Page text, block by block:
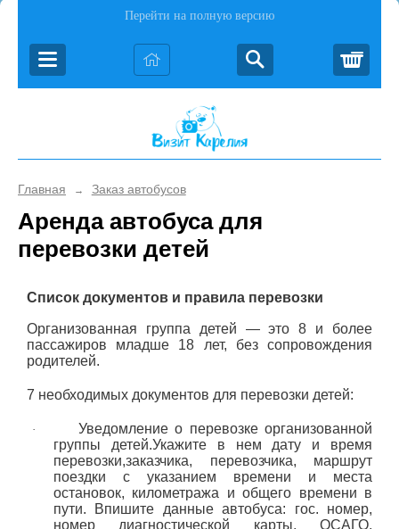
Перейти на полную версию
Главная → Заказ автобусов
Аренда автобуса для
перевозки детей
Список документов и правила перевозки
Организованная группа детей — это 8 и более
пассажиров младше 18 лет, без сопровождения
родителей.
7 необходимых документов для перевозки детей:
·
Уведомление о перевозке организованной
группы детей.Укажите в нем дату и время
перевозки,заказчика, перевозчика, маршрут
поездки с указанием времени и места
остановок, километража и общего времени в
пути. Впишите данные автобуса: гос. номер,
номер диагностической карты, ОСАГО,